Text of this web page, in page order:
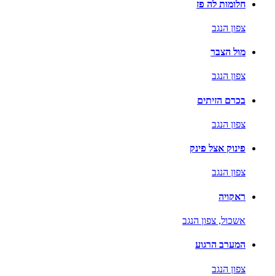
חלומות לה פז
צפון הנגב
מול הצבר
צפון הנגב
בכרם הזיתים
צפון הנגב
פינוק אצל פינק
צפון הנגב
ראקויה
אשכול, צפון הנגב
המערב הרגוע
צפון הנגב